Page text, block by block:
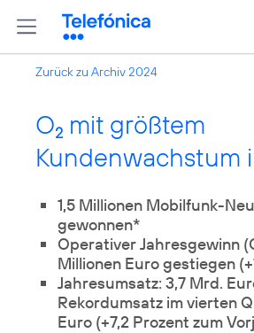
Zurück zu Archiv 2024
O2 mit größtem
Kundenwachstum
1,5 Millionen Mobilfunk-
gewonnen*
Operativer Jahresgewinn
Millionen Euro gestiegen
Jahresumsatz: 3,7 Mrd.
Rekordumsatz im vierten
Euro (+7,2 Prozent zum